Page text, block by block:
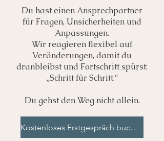
Du hast einen Ansprechpartner
für Fragen, Unsicherheiten und
Anpassungen.
Wir reagieren flexibel auf
Veränderungen, damit du
dranbleibst und Fortschritt spürst:
„Schritt für Schritt.“
​Du gehst den Weg nicht allein.
Kostenloses Erstgespräch buchen